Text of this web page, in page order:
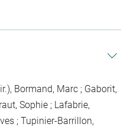
Bormand, Marc ; Gaborit,
Sophie ; Lafabrie,
; Tupinier-Barrillon,